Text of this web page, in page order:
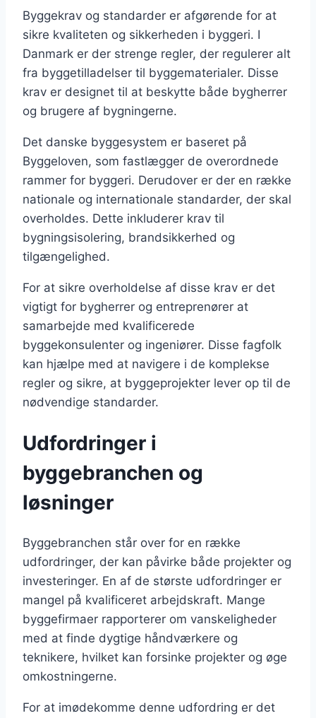
Byggekrav og standarder er afgørende for at
sikre kvaliteten og sikkerheden i byggeri. I
Danmark er der strenge regler, der regulerer alt
fra byggetilladelser til byggematerialer. Disse
krav er designet til at beskytte både bygherrer
og brugere af bygningerne.
Det danske byggesystem er baseret på
Byggeloven, som fastlægger de overordnede
rammer for byggeri. Derudover er der en række
nationale og internationale standarder, der skal
overholdes. Dette inkluderer krav til
bygningsisolering, brandsikkerhed og
tilgængelighed.
For at sikre overholdelse af disse krav er det
vigtigt for bygherrer og entreprenører at
samarbejde med kvalificerede
byggekonsulenter og ingeniører. Disse fagfolk
kan hjælpe med at navigere i de komplekse
regler og sikre, at byggeprojekter lever op til de
nødvendige standarder.
Udfordringer i
byggebranchen og
løsninger
Byggebranchen står over for en række
udfordringer, der kan påvirke både projekter og
investeringer. En af de største udfordringer er
mangel på kvalificeret arbejdskraft. Mange
byggefirmaer rapporterer om vanskeligheder
med at finde dygtige håndværkere og
teknikere, hvilket kan forsinke projekter og øge
omkostningerne.
For at imødekomme denne udfordring er det